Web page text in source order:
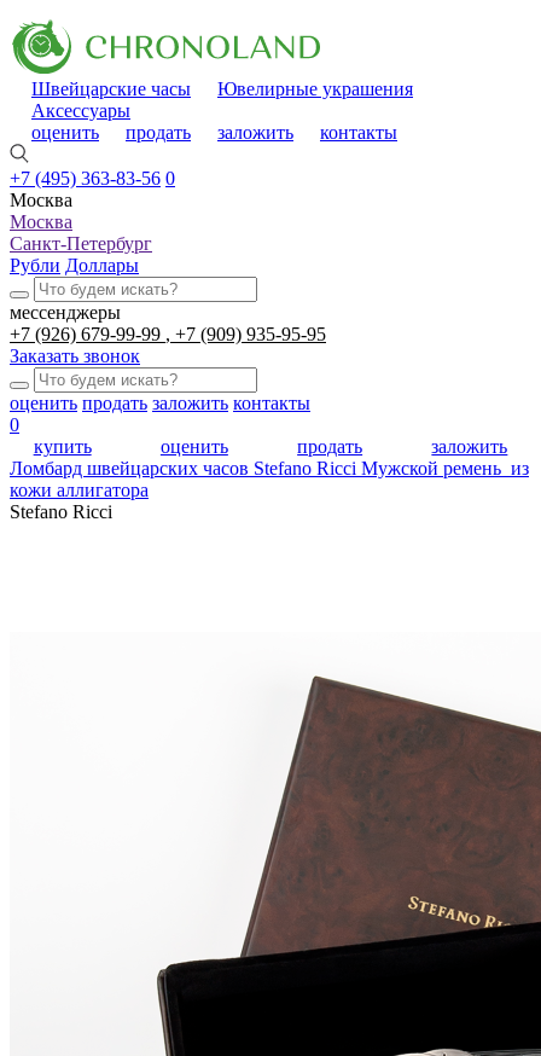
Швейцарские часы
Ювелирные украшения
Аксессуары
оценить
продать заложить контакты
+7 (495) 363-83-56 0
Москва
Москва
Санкт-Петербург
Рубли Доллары
мессенджеры
+7 (926) 679-99-99
+7 (909) 935-95-95
Заказать звонок
оценить продать заложить контакты
0
купить
оценить продать
заложить
Ломбард швейцарских часов Stefano Ricci Мужской ремень из
кожи аллигатора
Stefano Ricci